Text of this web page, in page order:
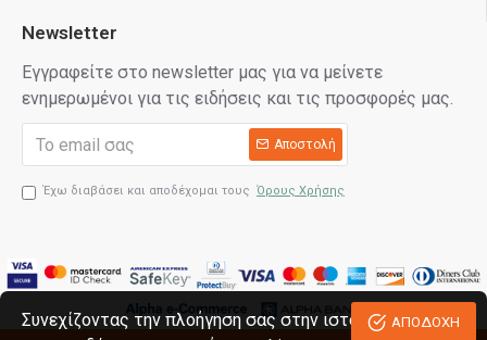
Newsletter
Εγγραφείτε στο newsletter μας για να μείνετε
ενημερωμένοι για τις ειδήσεις και τις προσφορές μας.
Αποστολή
Έχω διαβάσει και αποδέχομαι τους Όρους Χρήσης
ΑΠΟΔΟΧΗ
Συνεχίζοντας την πλοήγηση σας στην ιστοσελίδα